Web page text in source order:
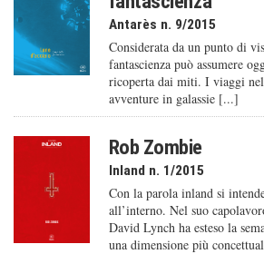
Antarès n. 9/2015
Considerata da un punto di
fantascienza può assumere
ricoperta dai miti. I viaggi
avventure in galassie [...]
Rob Zombie
Inland n. 1/2015
Con la parola inland si
all’interno. Nel suo
David Lynch ha esteso la
una dimensione più